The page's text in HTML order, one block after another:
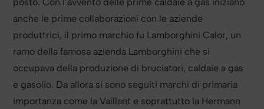
anche le prime collaborazioni con le aziende
produttrici, il primo marchio fu Lamborghini Calor, un
ramo della famosa azienda Lamborghini che si
occupava della produzione di bruciatori, caldaie a gas
e gasolio. Da allora si sono seguiti marchi di primaria
importanza come la Vaillant e soprattutto la Hermann